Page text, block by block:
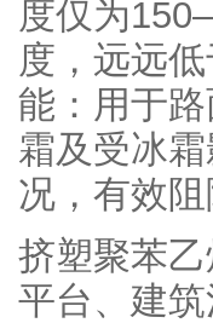
度仅为
度，远远
能：用于
霜及受冰
况，有效
挤塑聚苯
平台、建